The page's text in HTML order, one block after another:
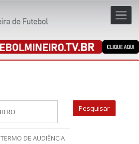
TERMO DE AUDIÊNCIA